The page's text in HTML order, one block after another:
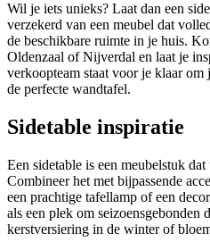
Wil je iets unieks? Laat dan een
verzekerd van een meubel dat
de beschikbare ruimte in je huis.
Oldenzaal of Nijverdal en laat je
verkoopteam staat voor je klaar
de perfecte wandtafel.
Sidetable inspiratie
Een sidetable is een meubelstuk
Combineer het met bijpassende
een prachtige tafellamp of een
als een plek om seizoensgebonden
kerstversiering in de winter of